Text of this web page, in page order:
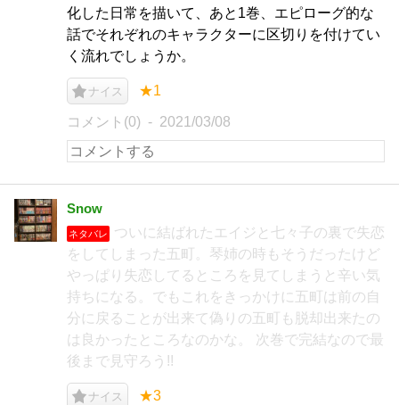
化した日常を描いて、あと1巻、エピローグ的な
話でそれぞれのキャラクターに区切りを付けてい
く流れでしょうか。
ナイス ★1
コメント(0) 2021/03/08
Snow
ネタバレ
ついに結ばれたエイジと七々子の裏で失恋
をしてしまった五町。琴姉の時もそうだったけど
やっぱり失恋してるところを見てしまうと辛い気
持ちになる。でもこれをきっかけに五町は前の自
分に戻ることが出来て偽りの五町も脱却出来たの
は良かったところなのかな。 次巻で完結なので最
後まで見守ろう!!
ナイス ★3